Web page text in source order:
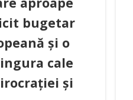
bugetar
și o
cale
și